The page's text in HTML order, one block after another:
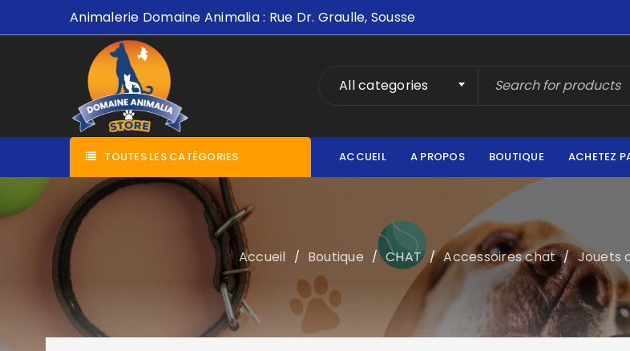
Animalerie Domaine Animalia : Rue Dr. Graulle, Sousse
All categories
TOUTES LES CATÉGORIES ACCUEIL A PROPOS BOUTIQUE ACHETEZ
Accueil / Boutique / CHAT / Accessoires chat / Jouets